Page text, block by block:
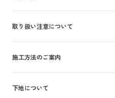
・サイズ
・防カビ性能
取り扱い注意について
| 1.防火性能について |
建物内の内装仕上げに関しては、建築
施工方法のご案内
詳しい施工方法のご案内につきまして
下地について